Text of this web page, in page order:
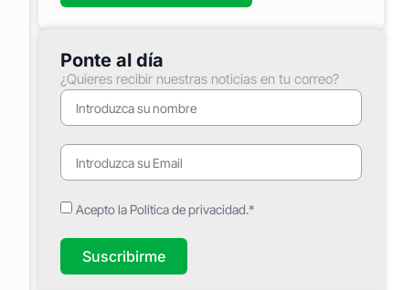
Ponte al día
¿Quieres recibir nuestras noticias en tu correo?
Acepto la Política de privacidad.*
Suscribirme